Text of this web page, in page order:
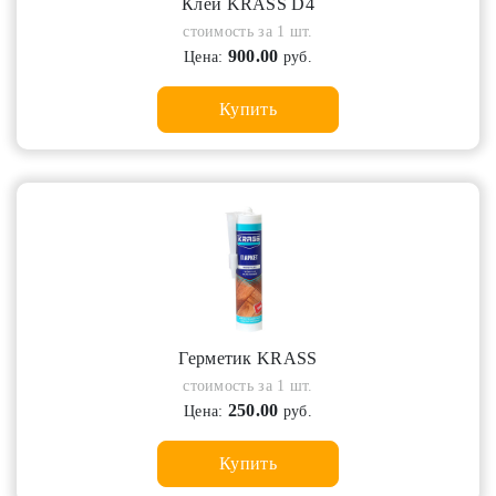
Клей KRASS D4
стоимость за 1 шт.
Цена: 900.00 руб.
Купить
Герметик KRASS
стоимость за 1 шт.
Цена: 250.00 руб.
Купить